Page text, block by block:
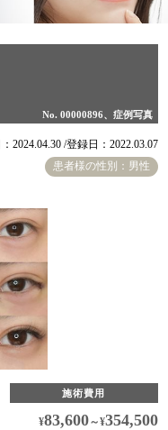
No. 00000896、症例写真
患者様の性別：男性
2024.04.30 /登録日：2022.03.07
施術費用
¥83,600～¥354,500